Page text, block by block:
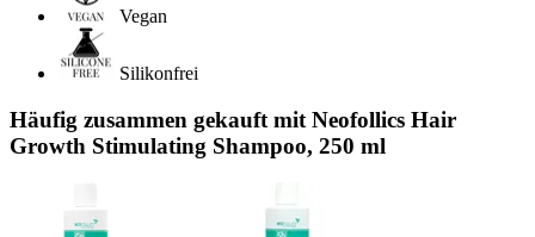
Vegan
Silikonfrei
Häufig zusammen gekauft mit Neofollics Hair
Growth Stimulating Shampoo, 250 ml